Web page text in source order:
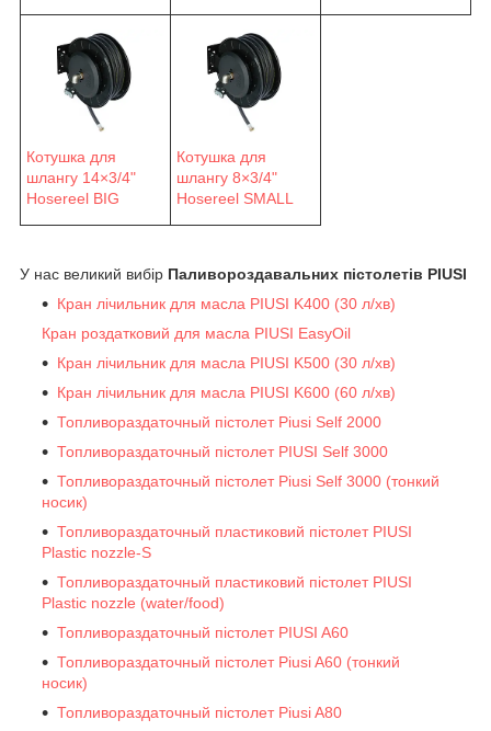
Котушка для
шлангу 14×3/4"
Hosereel BIG
Котушка для
шлангу 8×3/4"
Hosereel SMALL
У нас великий вибір Паливороздавальних пістолетів PIUSI
Кран лічильник для масла PIUSI K400 (30 л/хв)
Кран роздатковий для масла PIUSI EasyOil
Кран лічильник для масла PIUSI K500 (30 л/хв)
Кран лічильник для масла PIUSI K600 (60 л/хв)
Топливораздаточный пістолет Piusi Self 2000
Топливораздаточный пістолет PIUSI Self 3000
Топливораздаточный пістолет Piusi Self 3000 (тонкий
носик)
Топливораздаточный пластиковий пістолет PIUSI
Plastic nozzle-S
Топливораздаточный пластиковий пістолет PIUSI
Plastic nozzle (water/food)
Топливораздаточный пістолет PIUSI A60
Топливораздаточный пістолет Piusi A60 (тонкий
носик)
Топливораздаточный пістолет Piusi A80